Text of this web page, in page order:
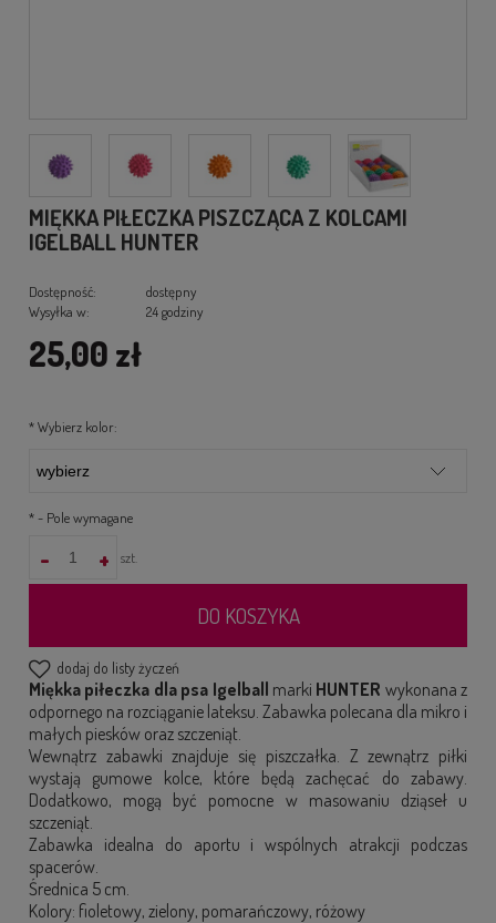
MIĘKKA PIŁECZKA PISZCZĄCA Z KOLCAMI
IGELBALL HUNTER
Dostępność:
dostępny
Wysyłka w:
24 godziny
25,00 zł
*Wybierz kolor:
*- Pole wymagane
+
- szt.
DO KOSZYKA
dodaj do listy życzeń
Miękka piłeczka dla psa Igelball marki HUNTER wykonana z
odpornego na rozciąganie lateksu. Zabawka polecana dla mikro i
małych piesków oraz szczeniąt.
Wewnątrz zabawki znajduje się piszczałka. Z zewnątrz piłki
wystają gumowe kolce, które będą zachęcać do zabawy.
Dodatkowo, mogą być pomocne w masowaniu dziąseł u
szczeniąt.
Zabawka idealna do aportu i wspólnych atrakcji podczas
spacerów.
Średnica 5 cm.
Kolory: fioletowy, zielony, pomarańczowy, różowy